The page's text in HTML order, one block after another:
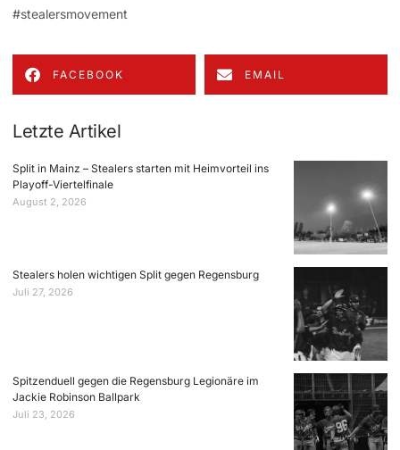
#stealersmovement
FACEBOOK EMAIL
Letzte Artikel
Split in Mainz – Stealers starten mit Heimvorteil ins
Playoff-Viertelfinale
August 2, 2026
Stealers holen wichtigen Split gegen Regensburg
Juli 27, 2026
Spitzenduell gegen die Regensburg Legionäre im
Jackie Robinson Ballpark
Juli 23, 2026